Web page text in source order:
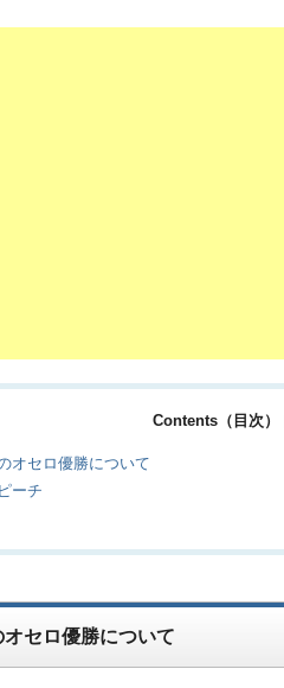
Contents（目次）
オセロ優勝について
ーチ
セロ優勝について